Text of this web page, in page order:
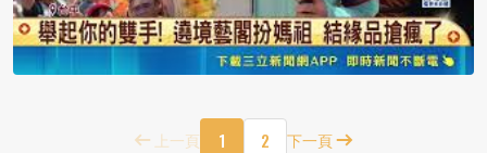
上一頁 1 2 下一頁